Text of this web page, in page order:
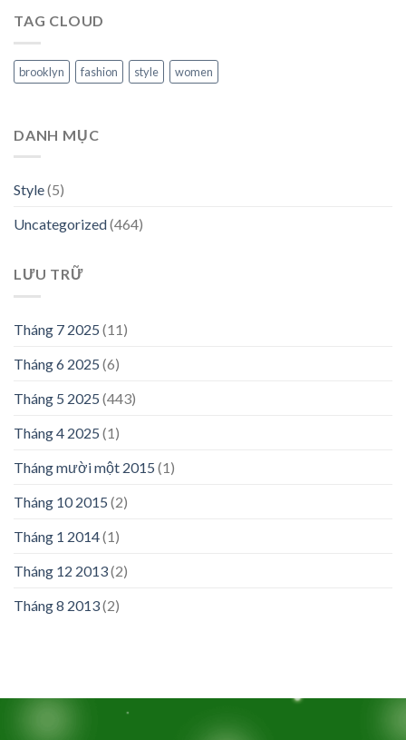
TAG CLOUD
brooklyn fashion style women
DANH MỤC
Style(5)
Uncategorized(464)
LƯU TRỮ
Tháng 7 2025 (11)
Tháng 6 2025 (6)
Tháng 5 2025 (443)
Tháng 4 2025 (1)
Tháng mười một 2015 (1)
Tháng 10 2015 (2)
Tháng 1 2014(1)
Tháng 12 2013(2)
Tháng 8 2013(2)